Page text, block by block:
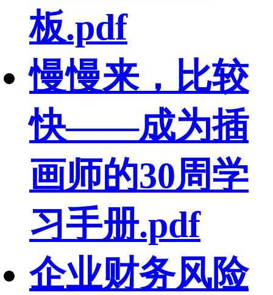
板.pdf
慢慢来，比较
快——成为插
画师的30周学
习手册.pdf
企业财务风险